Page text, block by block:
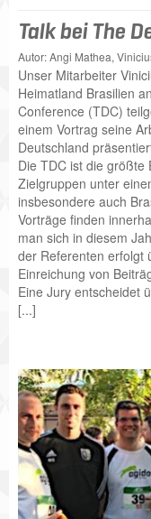
Talk bei The
Autor: Angi Mathea,
Unser Mitarbeiter
Heimatland Brasilien
Conference (TDC)
einem Vortrag seine
Deutschland
Die TDC ist die größte
Zielgruppen unter
insbesondere auch
Vorträge finden
man sich in diesem
der Referenten erfolgt
Einreichung von
Eine Jury entscheidet
[...]